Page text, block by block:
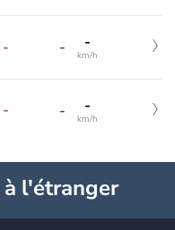
- - -
km/h
- - -
km/h
l'étranger